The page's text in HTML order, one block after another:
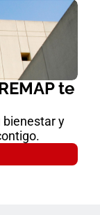
te
bienestar y